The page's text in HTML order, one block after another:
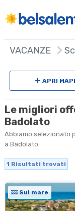
VACANZE
APRI
Le migliori
Badolato
Abbiamo selezionato
a Badolato
1 Risultati trovati
Sul mare
+